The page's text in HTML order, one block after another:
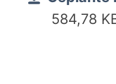
584,78